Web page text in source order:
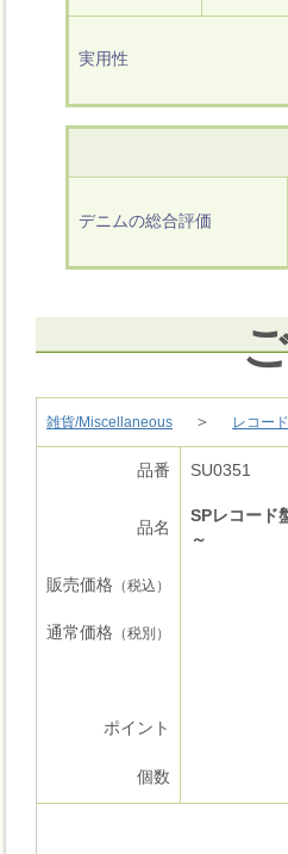
実用性
デニムの総合評価
雑貨/Miscellaneous ＞ レコー
品番 SU0351
品名
SPレコード
～
販売価格 （税込）
通常価格 （税別）
ポイント
個数